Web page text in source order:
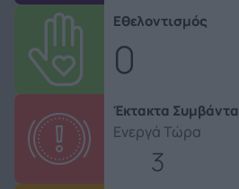
Εθελοντισμός
0
Έκτακτα Συμβάντα
Ενεργά Τώρα
3